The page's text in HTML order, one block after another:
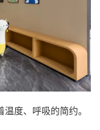
度、呼吸的简约。